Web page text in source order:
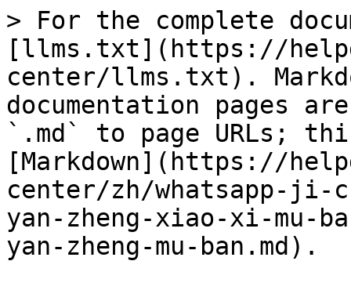
> For the complete
[llms.txt](https://
center/llms.txt).
documentation pages
`.md` to page URLs;
[Markdown](https://
center/zh/whatsapp-ji-
yan-zheng-xiao-xi-
yan-zheng-mu-ban.md).